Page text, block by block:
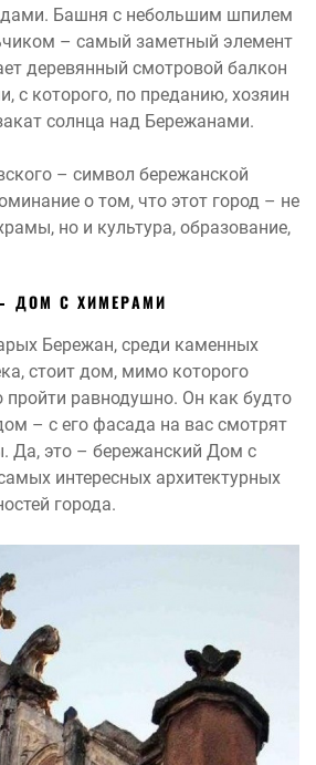
Башня с небольшим шпилем
– самый заметный элемент
деревянный смотровой балкон
с которого, по преданию, хозяин
солнца над Бережанами.
– символ бережанской
о том, что этот город – не
но и культура, образование,
ДОМ С ХИМЕРАМИ
Бережан, среди каменных
стоит дом, мимо которого
пройти равнодушно. Он как будто
– с его фасада на вас смотрят
Да, это – бережанский Дом с
интересных архитектурных
города.